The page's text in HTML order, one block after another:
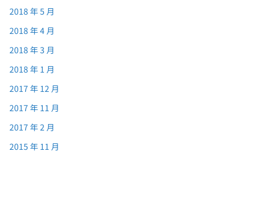
2018 年 5 月
2018 年 4 月
2018 年 3 月
2018 年 1 月
2017 年 12 月
2017 年 11 月
2017 年 2 月
2015 年 11 月